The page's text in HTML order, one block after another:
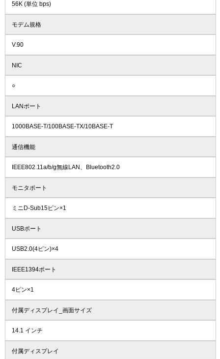
56K (単位 bps)
モデム規格
V.90
NIC
○
LANポート
1000BASE-T/100BASE-TX/10BASE-T
通信機能
IEEE802.11a/b/g無線LAN、Bluetooth2.0
モニタポート
ミニD-Sub15ピン×1
USBポート
USB2.0(4ピン)×4
IEEE1394ポート
4ピン×1
付属ディスプレイ_画面サイズ
14.1 インチ
付属ディスプレイ